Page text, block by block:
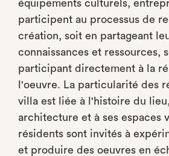
équipements culturels,
participent au processus de
création, soit en partageant
connaissances et ressources,
participant directement à la
l'oeuvre. La particularité des
villa est liée à l'histoire du
architecture et à ses espaces
résidents sont invités à
et produire des oeuvres en